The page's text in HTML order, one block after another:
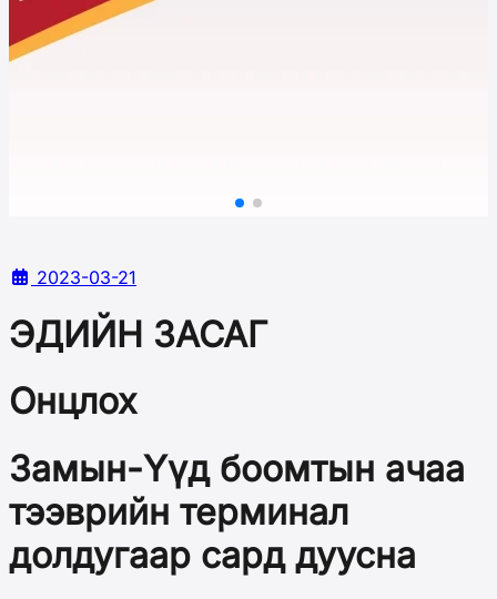
2023-03-21
ЭДИЙН ЗАСАГ
Онцлох
Замын-Үүд боомтын ачаа
тээврийн терминал
долдугаар сард дуусна